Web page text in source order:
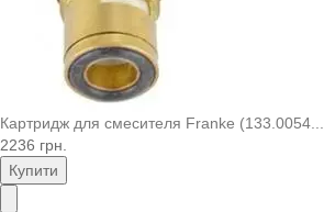
Картридж для смесителя Franke (133.0054...
2236 грн.
Купити